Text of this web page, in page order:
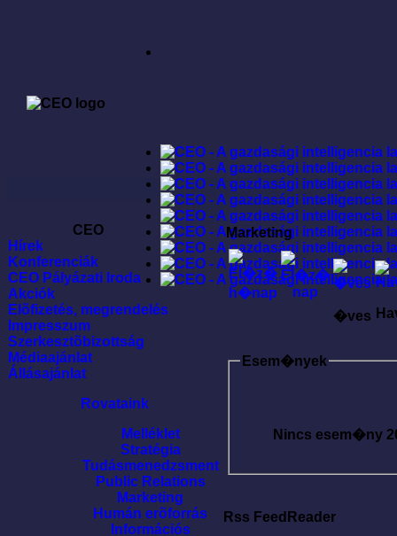
CEO
Hírek
Konferenciák
CEO Pályázati Iroda
Akciók
Elõfizetés, megrendelés
Impresszum
Szerkesztõbizottság
Médiaajánlat
Állásajánlat
Rovataink
Melléklet
Stratégia
Tudásmenedzsment
Public Relations
Marketing
Humán erõforrás
Információs
Marketing
�ves
Esem�nyek
Nincs esem�ny
Rss FeedReader